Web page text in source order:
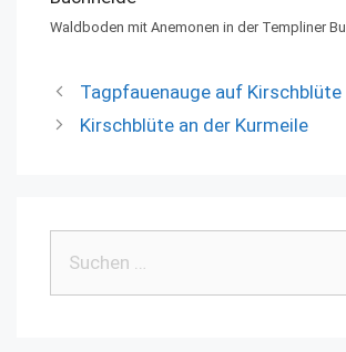
Waldboden mit Anemonen in der Templiner
Tagpfauenauge auf Kirschblüte
Kirschblüte an der Kurmeile
nach: